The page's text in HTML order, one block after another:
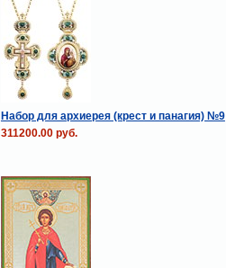
Набор для архиерея (крест и панагия) №9
311200.00 руб.